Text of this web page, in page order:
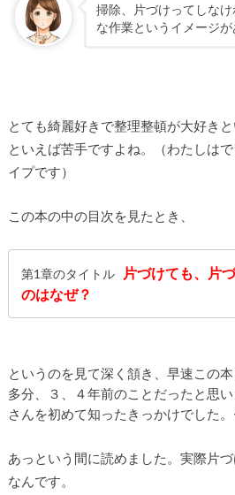
掃除、片づけってしな
な作業というイメージが
とても綺麗好きで整理整頓が大好き
といえば苦手ですよね。（わたしは
イプです）
この本の中の目次を見たとき、
第1章のタイトル
片づけても、片
のはなぜ？
というのを見て深く頷き、早速この
多分、３、４年前のことだったと思
さんを初めて知ったきっかけでした
あっという間に読めました。実際片
なんです。